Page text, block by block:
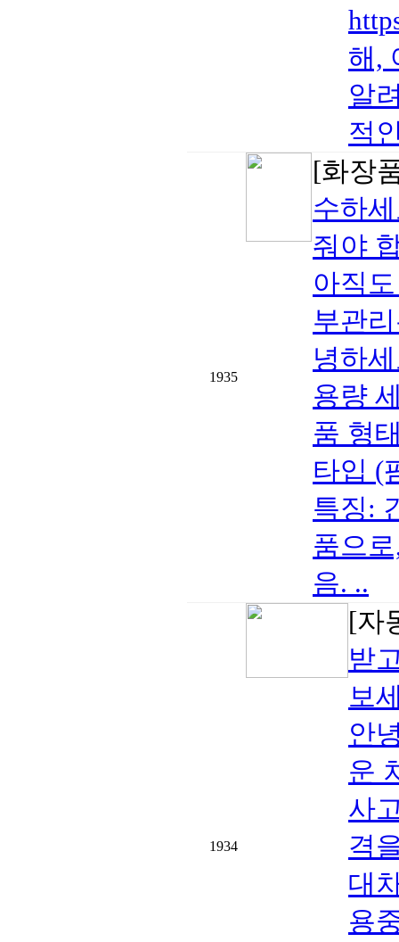
해,
알
적
1935
[화장
수하
줘야
아직
부관
녕하
용량
품 형
타입 (
특징:
품으
음. ..
1934
[자
받
보
안
운
사
격
대
용